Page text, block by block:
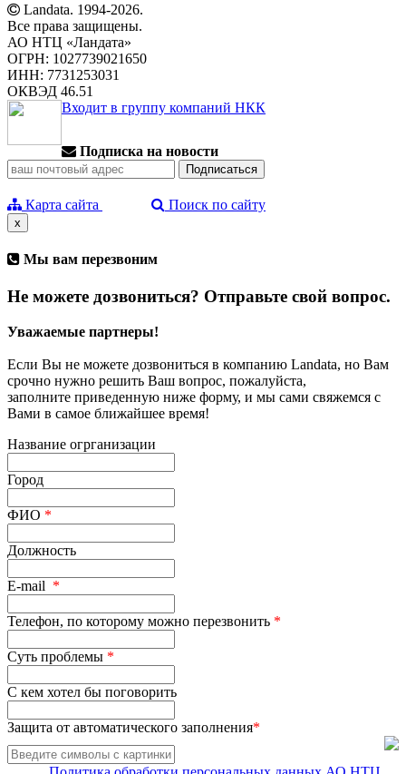
Landata. 1994-2026.
Все права защищены.
АО НТЦ «Ландата»
ОГРН: 1027739021650
ИНН: 7731253031
ОКВЭД 46.51
Входит в группу компаний НКК
Подписка на новости
Карта сайта Поиск по сайту
x
Мы вам перезвоним
Не можете дозвониться? Отправьте свой вопрос.
Уважаемые партнеры!
Если Вы не можете дозвониться в компанию Landata, но Вам
срочно нужно решить Ваш вопрос, пожалуйста,
заполните приведенную ниже форму, и мы сами свяжемся с
Вами в самое ближайшее время!
Название огрганизации
Город
ФИО *
Должность
E-mail *
Телефон, по которому можно перезвонить *
Суть проблемы *
С кем хотел бы поговорить
Защита от автоматического заполнения*